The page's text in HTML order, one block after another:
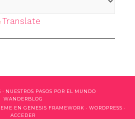
Translate
NUESTROS PASOS POR EL MUNDO
WANDERBLOG
EN GENESIS FRAMEWORK · WORDPRESS ·
ACCEDER